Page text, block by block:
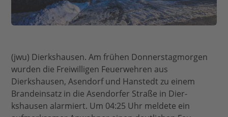
(jwu) Dierkshausen. Am frühen Donnerstagmorgen
wurden die Freiwilligen Feuerwehren aus
Dierkshausen, Asendorf und Hanstedt zu einem
Brandeinsatz in die Asendorfer Straße in Dier-
kshausen alarmiert. Um 04:25 Uhr meldete ein